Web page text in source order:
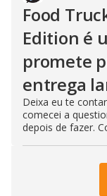
Food
Edition é
promete
entrega
Deixa eu te
comecei a
depois de fazer.